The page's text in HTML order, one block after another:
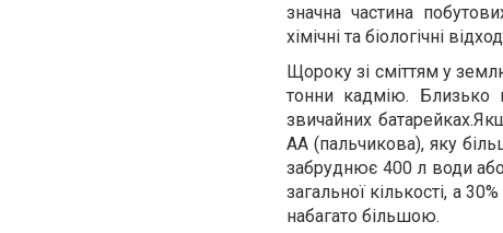
значна частина
хімічні та біологічні
Щороку зі сміттям у
тонни кадмію. Близько
звичайних
AA (пальчикова), яку
забруднює 400 л води
загальної кількості, а
набагато більшою.